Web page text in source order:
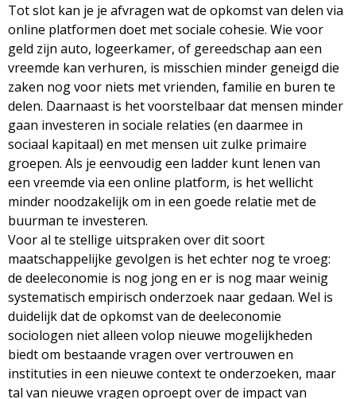
Tot slot kan je je afvragen wat de opkomst van delen via
online platformen doet met sociale cohesie. Wie voor
geld zijn auto, logeerkamer, of gereedschap aan een
vreemde kan verhuren, is misschien minder geneigd die
zaken nog voor niets met vrienden, familie en buren te
delen. Daarnaast is het voorstelbaar dat mensen minder
gaan investeren in sociale relaties (en daarmee in
sociaal kapitaal) en met mensen uit zulke primaire
groepen. Als je eenvoudig een ladder kunt lenen van
een vreemde via een online platform, is het wellicht
minder noodzakelijk om in een goede relatie met de
buurman te investeren.
Voor al te stellige uitspraken over dit soort
maatschappelijke gevolgen is het echter nog te vroeg:
de deeleconomie is nog jong en er is nog maar weinig
systematisch empirisch onderzoek naar gedaan. Wel is
duidelijk dat de opkomst van de deeleconomie
sociologen niet alleen volop nieuwe mogelijkheden
biedt om bestaande vragen over vertrouwen en
instituties in een nieuwe context te onderzoeken, maar
tal van nieuwe vragen oproept over de impact van